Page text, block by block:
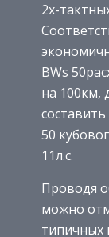
2х-
BWs
на 100км,
50
11л.с.
Проводя
можно
типичных